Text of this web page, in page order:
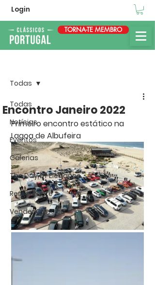
Login
TORNA-TE MEMBRO
Todas
Notícias
Eventos
Galerias
The Day Of Elegance
Restaurante
Vender Clássico
Todas
Encontro Janeiro 2022
Primeiro encontro estático na
Lagoa de Albufeira